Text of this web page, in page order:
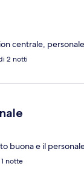
centrale,
2 notti
buona e il
notte